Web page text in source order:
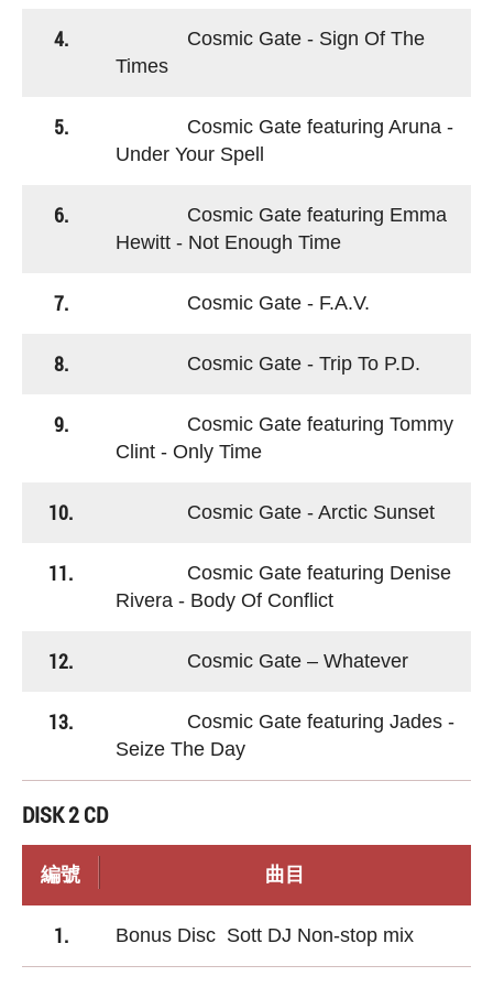
4.
Cosmic Gate - Sign Of The
Times
5.
Cosmic Gate featuring Aruna -
Under Your Spell
6.
Cosmic Gate featuring Emma
Hewitt - Not Enough Time
7. Cosmic Gate - F.A.V.
8. Cosmic Gate - Trip To P.D.
9.
Cosmic Gate featuring Tommy
Clint - Only Time
10. Cosmic Gate - Arctic Sunset
11.
Cosmic Gate featuring Denise
Rivera - Body Of Conflict
12. Cosmic Gate – Whatever
13.
Cosmic Gate featuring Jades -
Seize The Day
DISK 2 CD
編號 曲目
1. Bonus Disc Sott DJ Non-stop mix